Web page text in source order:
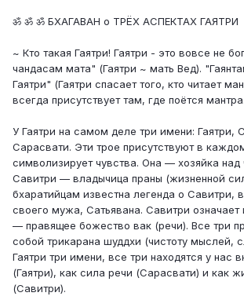
ॐ ॐ ॐ БХАГАВАН о ТРЁХ АСПЕКТАХ ГАЯТРИ
~ Кто такая Гаятри! Гаятри - это вовсе не
чандасам мата" (Гаятри ~ мать Вед).
Гаятри" (Гаятри спасает того, кто читает
всегда присутствует там, где поётся мантра.
У Гаятри на самом деле три имени: Гаятри,
Сарасвати. Эти трое присутствуют в
символизирует чувства. Она — хозяйка над
Савитри — владычица праны (жизненной
бхаратийцам известна легенда о Савитри,
своего мужа, Сатьявана. Савитри означает
— правящее божество вак (речи). Все три
собой трикарана шуддхи (чистоту мыслей,
Гаятри три имени, все три находятся у нас
(Гаятри), как сила речи (Сарасвати) и как
(Савитри).